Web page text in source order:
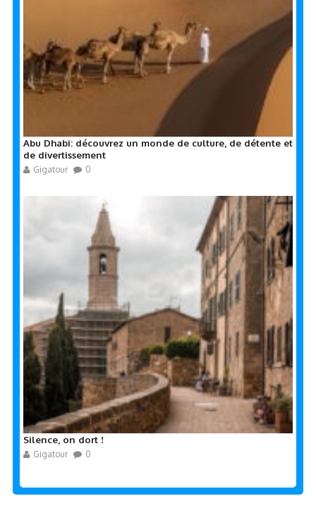
Abu Dhabi: découvrez un monde de culture, de détente et
de divertissement
Gigatour 0
Silence, on dort !
Gigatour 0